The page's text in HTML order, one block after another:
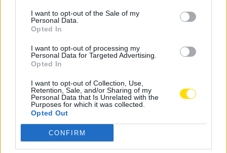
I want to opt-out of the Sale of my
Personal Data.
Opted In
I want to opt-out of processing my
Personal Data for Targeted Advertising.
Opted In
I want to opt-out of Collection, Use,
Retention, Sale, and/or Sharing of my
Personal Data that Is Unrelated with the
Purposes for which it was collected.
Opted Out
CONFIRM
faculdade.
de terça a sexta-feira, das 10h00 às 13h00 e 14h00 às
17h30, encerrando à segunda, fins de semana e
feriados. O espaço encontra-se na Avenida 25 de
Abril, em Famalicão.
casa-museu
marta rosmaninho